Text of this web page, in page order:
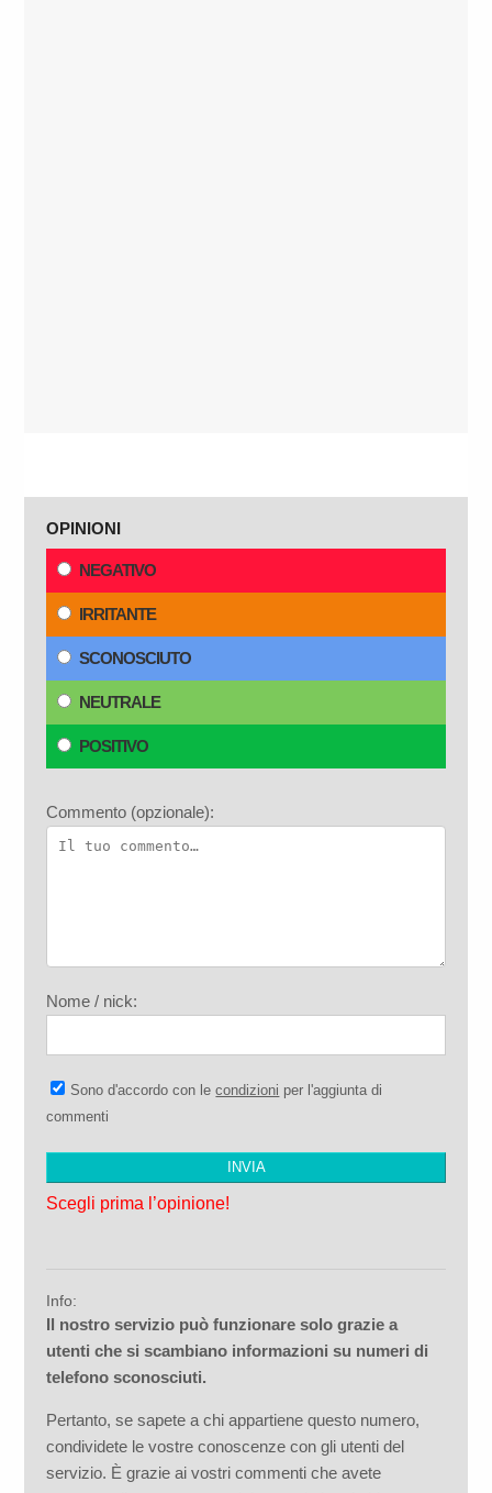
OPINIONI
NEGATIVO
IRRITANTE
SCONOSCIUTO
NEUTRALE
POSITIVO
Commento (opzionale):
Nome / nick:
Sono d'accordo con lecondizioni per l'aggiunta di
commenti
Scegli prima l’opinione!
Info:
Il nostro servizio può funzionare solo grazie a
utenti che si scambiano informazioni su numeri di
telefono sconosciuti.
Pertanto, se sapete a chi appartiene questo numero,
condividete le vostre conoscenze con gli utenti del
servizio. È grazie ai vostri commenti che avete